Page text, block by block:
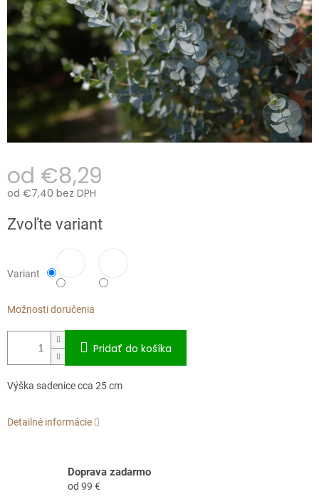
od €8,29
od €7,40 bez DPH
cena:
Zvoľte variant
Variant
Možnosti doručenia
Pridať do košíka
Výška sadenice cca 25 cm
Detailné informácie
Doprava zadarmo
od 99 €